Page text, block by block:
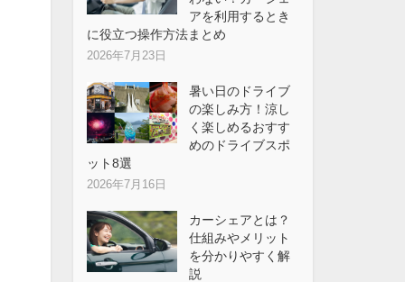
アを利用するとき
に役立つ操作方法まとめ
2026年7月23日
暑い日のドライブ
の楽しみ方！涼し
く楽しめるおすす
めのドライブスポ
ット8選
2026年7月16日
カーシェアとは？
仕組みやメリット
を分かりやすく解
説